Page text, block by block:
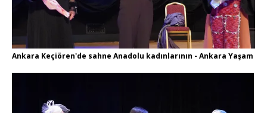
Ankara Keçiören'de sahne Anadolu kadınlarının - Ankara Yaşam